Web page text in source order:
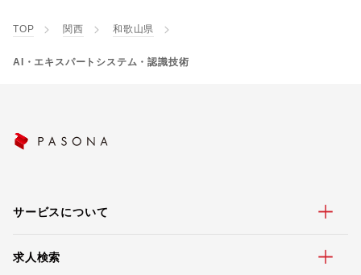
TOP 関西 和歌山県
AI・エキスパートシステム・認識技術
サービスについて
求人検索